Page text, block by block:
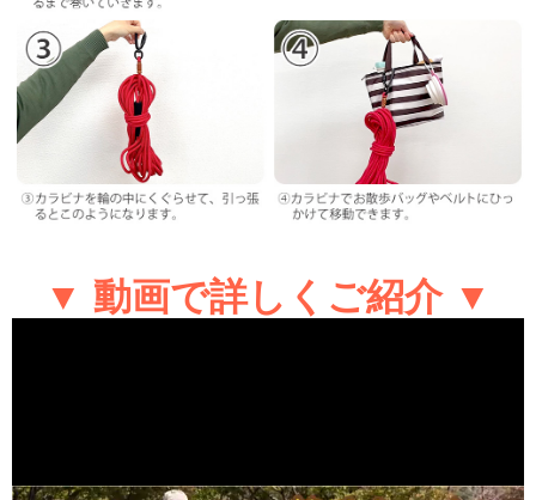
▼ 動画で詳しくご紹介 ▼